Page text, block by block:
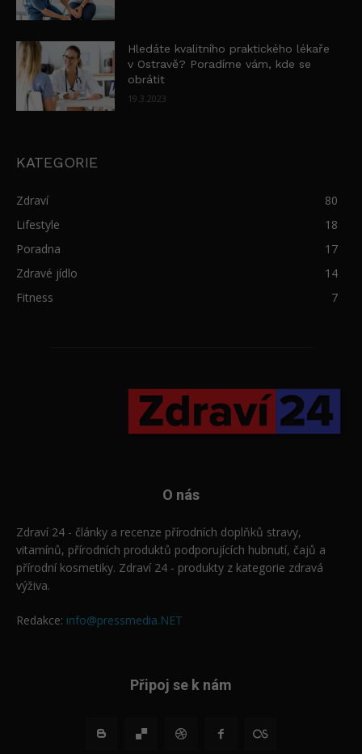
Hledáte kvalitního praktického lékaře
v Ostravě? Poradíme vám, kde se
obrátit
19.3.2023
KATEGORIE
Zdraví
80
Lifestyle
18
Poradna
17
Zdravé jídlo
14
Fitness
7
O nás
Zdraví 24 - články a recenze přírodních doplňků stravy,
vitamínů, přírodních produktů podporujících hubnutí, čajů a
přírodní kosmetiky. Zdraví 24 - produkty z kategorie zdravá
výživa.
Redakce: info@pressmedia.NET
Připoj se k nám